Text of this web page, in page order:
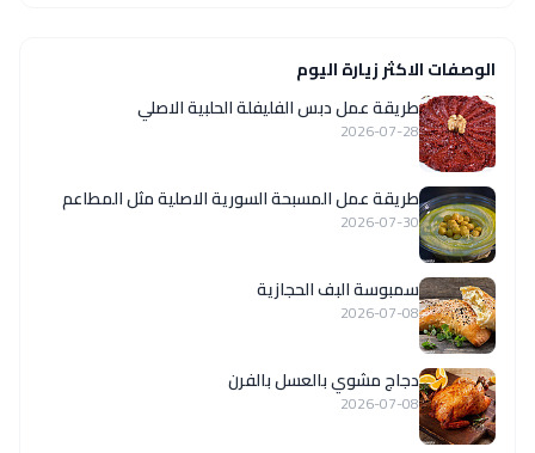
الوصفات الاكثر زيارة اليوم
طريقة عمل دبس الفليفلة الحلبية الاصلي
2026-07-28
‏طريقة عمل المسبحة السورية الاصلية مثل المطاعم
2026-07-30
سمبوسة البف الحجازية
2026-07-08
دجاج مشوي بالعسل بالفرن
2026-07-08